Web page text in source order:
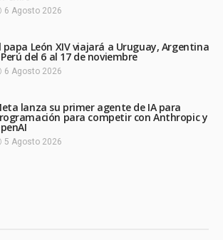
6 Agosto 2026
papa León XIV viajará a Uruguay, Argentina
del 6 al 17 de noviembre
6 Agosto 2026
lanza su primer agente de IA para
para competir con Anthropic y
5 Agosto 2026